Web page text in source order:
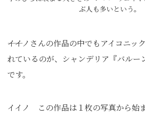
ぶ人も多いという。
――イイノさんの作品の中でもアイコニッ
れているのが、シャンデリア『バルー
です。
イイノ この作品は１枚の写真から始